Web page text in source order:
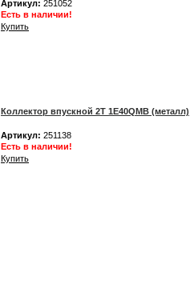
Артикул: 251052
Есть в наличии!
Купить
Коллектор впускной 2Т 1E40QMB (металл)
Артикул: 251138
Есть в наличии!
Купить